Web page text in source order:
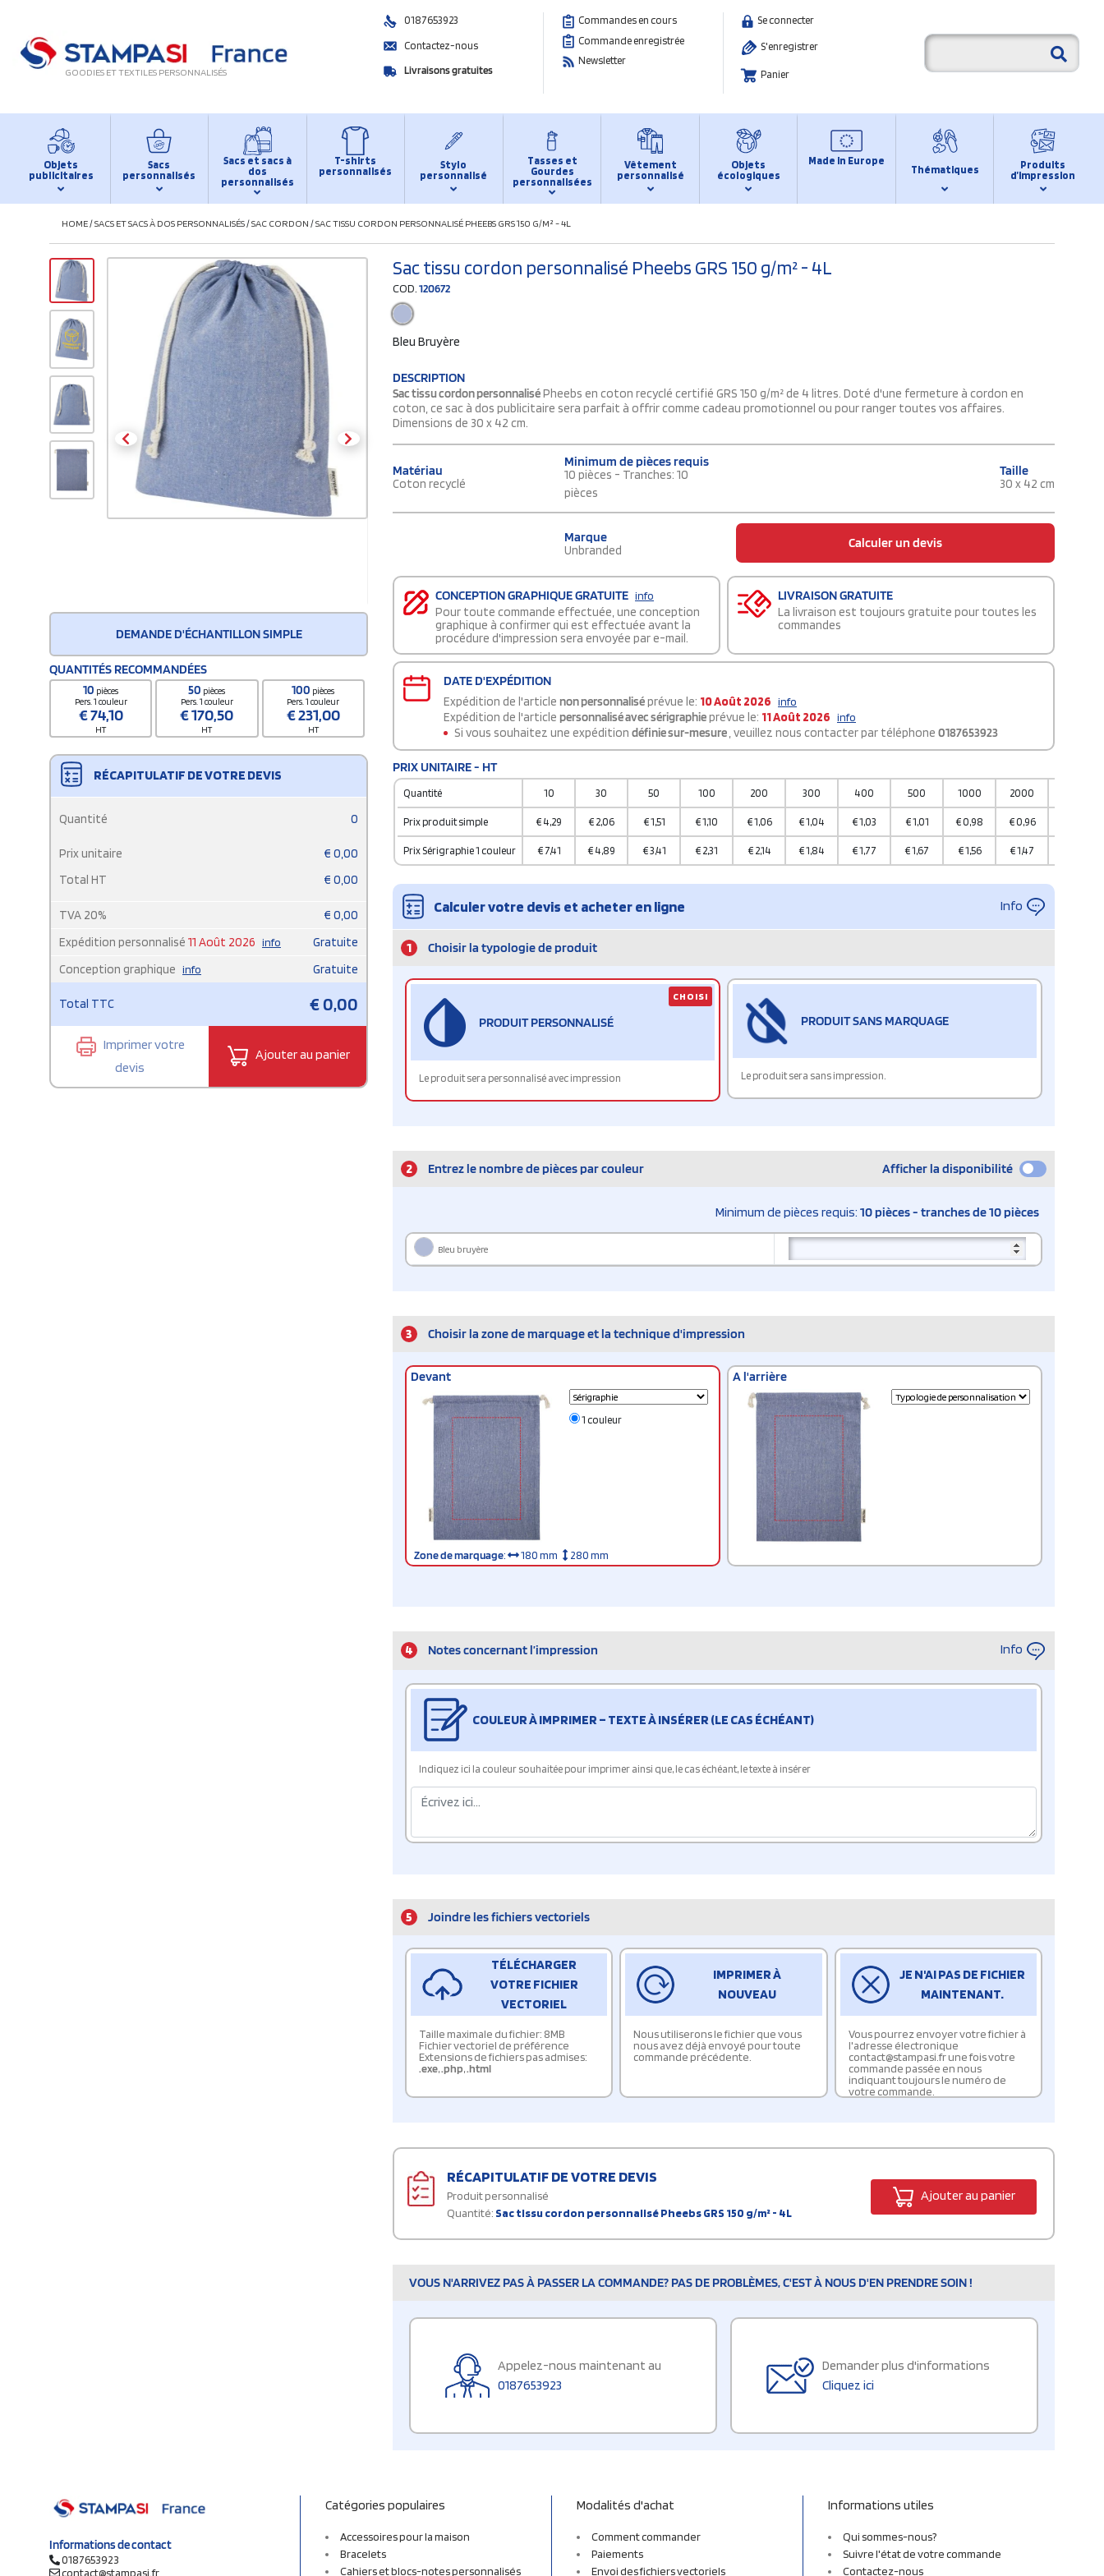
GOODIES ET TEXTILES PERSONNALISÉS
0187653923
Contactez-nous
Livraisons gratuites
Commandes en cours
Commande enregistrée
Newsletter
Se connecter
S'enregistrer
Panier
Objets
publicitaires
Sacs
personnalisés
Sacs et sacs à
dos
personnalisés
T-shirts
personnalisés
Stylo
personnalisé
Tasses et
Gourdes
personnalisées
Vêtement
personnalisé
Objets
écologiques
Made in Europe
Thématiques
Produits
d’impression
HOME/SACS ET SACS À DOS PERSONNALISÉS/SAC CORDON /SAC TISSU CORDON PERSONNALISÉ PHEEBS GRS 150 G/M² - 4L
DEMANDE D'ÉCHANTILLON SIMPLE
QUANTITÉS RECOMMANDÉES
10 pièces
Pers. 1 couleur
€74,10
HT
50 pièces
Pers. 1 couleur
€170,50
HT
100 pièces
Pers. 1 couleur
€231,00
HT
RÉCAPITULATIF DE VOTRE DEVIS
Quantité 0
Prix unitaire € 0,00
Total HT
€ 0,00
TVA 20% € 0,00
Expédition personnalisé 11 Août 2026 info
Gratuite
Conception graphique info Gratuite
Total TTC €0,00
Imprimer votre
devis
Ajouter au panier
Sac tissu cordon personnalisé Pheebs GRS 150 g/m² - 4L
COD.120672
Bleu Bruyère
DESCRIPTION
Sac tissu cordon personnaliséPheebs en coton recyclé certifié GRS 150 g/m² de 4 litres. Doté d'une fermeture à cordon en
coton, ce sac à dos publicitaire sera parfait à offrir comme cadeau promotionnel ou pour ranger toutes vos affaires.
Dimensions de 30 x 42 cm.
Matériau
Coton recyclé
Minimum de pièces requis
10 pièces - Tranches: 10
pièces
Taille
30 x 42 cm
Marque
Unbranded Calculer un devis
CONCEPTION GRAPHIQUE GRATUITE info
Pour toute commande effectuée, une conception
graphique à confirmer qui est effectuée avant la
procédure d'impression sera envoyée par e-mail.
LIVRAISON GRATUITE
La livraison est toujours gratuite pour toutes les
commandes
DATE D'EXPÉDITION
Expédition de l'article non personnaliséprévue le: 10 Août 2026 info
Expédition de l'article personnalisé avec sérigraphieprévue le: 11 Août 2026 info
Si vous souhaitez une expédition définie sur-mesure, veuillez nous contacter par téléphone 0187653923
PRIX UNITAIRE - HT
Quantité 10 30 50 100 200 300 400 500 1000 2000
Prix produit simple € 4,29 € 2,06 €1,51 €1,10 €1,06 €1,04 €1,03 €1,01 €0,98 €0,96
Prix Sérigraphie 1 couleur € 7,41 € 4,89 €3,41 € 2,31 € 2,14 €1,84 €1,77 €1,67 €1,56 €1,47
Calculer votre devis et acheter en ligne Info
1 Choisir la typologie de produit
PRODUIT PERSONNALISÉ
Le produit sera personnalisé avec impression
CHOISI
PRODUIT SANS MARQUAGE
Le produit sera sans impression.
2 Entrez le nombre de pièces par couleur Afficher la disponibilité
Minimum de pièces requis: 10 pièces - tranches de 10 pièces
Bleu bruyère
3 Choisir la zone de marquage et la technique d'impression
Devant
1 couleur
Zone de marquage: 180 mm 280 mm
A l'arrière
4 Notes concernant l’impression Info
COULEUR À IMPRIMER – TEXTE À INSÉRER (LE CAS ÉCHÉANT)
Indiquez ici la couleur souhaitée pour imprimer ainsi que, le cas échéant, le texte à insérer
5 Joindre les fichiers vectoriels
TÉLÉCHARGER
VOTRE FICHIER
VECTORIEL
Taille maximale du fichier: 8MB
Fichier vectoriel de préférence
Extensions de fichiers pas admises:
.exe,.php,.html
IMPRIMER À
NOUVEAU
Nous utiliserons le fichier que vous
nous avez déjà envoyé pour toute
commande précédente.
JE N'AI PAS DE FICHIER
MAINTENANT.
Vous pourrez envoyer votre fichier à
l'adresse électronique
contact@stampasi.fr une fois votre
commande passée en nous
indiquant toujours le numéro de
votre commande.
RÉCAPITULATIF DE VOTRE DEVIS
Produit personnalisé
Quantité: Sac tissu cordon personnalisé Pheebs GRS 150 g/m² - 4L
Ajouter au panier
VOUS N'ARRIVEZ PAS À PASSER LA COMMANDE? PAS DE PROBLÈMES, C'EST À NOUS D'EN PRENDRE SOIN !
Appelez-nous maintenant au
0187653923
Demander plus d'informations
Cliquez ici
Informations de contact
0187653923
contact@stampasi.fr
Catégories populaires
Accessoires pour la maison
Bracelets
Cahiers et blocs-notes personnalisés
Modalités d'achat
Comment commander
Paiements
Envoi des fichiers vectoriels
Informations utiles
Qui sommes-nous?
Suivre l'état de votre commande
Contactez-nous